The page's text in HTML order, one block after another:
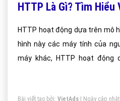
HTTP Là Gì? Tìm Hiểu
HTTP hoạt động dựa trên mô
hình này các máy tính của
máy khác, HTTP hoạt động
Bài viết tạo bởi: VietAds | Ngày cập nhật: